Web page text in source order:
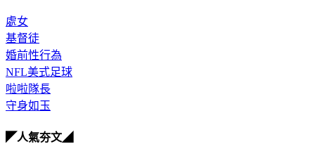
處女
基督徒
婚前性行為
NFL美式足球
啦啦隊長
守身如玉
◤人氣夯文◢